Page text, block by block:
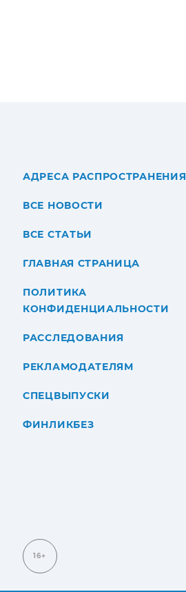
АДРЕСА РАСПРОСТРАНЕНИЯ
ВСЕ НОВОСТИ
ВСЕ СТАТЬИ
ГЛАВНАЯ СТРАНИЦА
ПОЛИТИКА
КОНФИДЕНЦИАЛЬНОСТИ
РАССЛЕДОВАНИЯ
РЕКЛАМОДАТЕЛЯМ
СПЕЦВЫПУСКИ
ФИНЛИКБЕЗ
16+